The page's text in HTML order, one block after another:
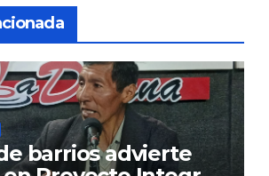
barrios advierte